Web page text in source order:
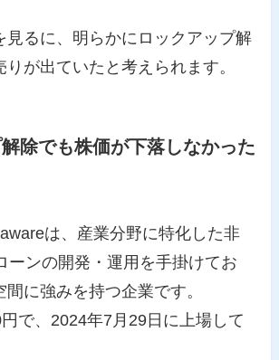
見るに、明らかにロックアップ解
りが出ていたと考えられます。
除でも株価が下落しなかった
は、産業分野に特化した非
ーンの開発・運用を手掛けてお
間に強みを持つ企業です。
で、2024年7月29日に上場して